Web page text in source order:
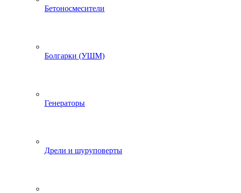
Бетоносмесители
Болгарки (УШМ)
Генераторы
Дрели и шуруповерты